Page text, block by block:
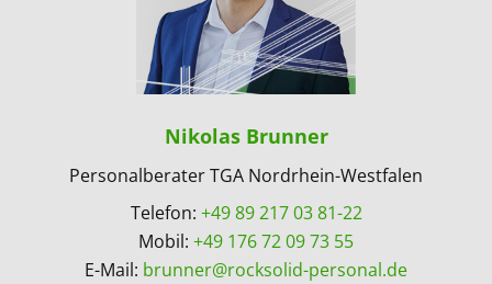
Nikolas Brunner
Personalberater TGA Nordrhein-Westfalen
Telefon: +49 89 217 03 81-22
Mobil: +49 176 72 09 73 55
E-Mail: brunner@rocksolid-personal.de